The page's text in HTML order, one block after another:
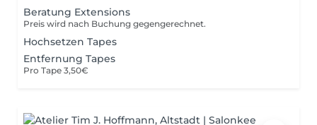
Beratung Extensions
Preis wird nach Buchung gegengerechnet.
Hochsetzen Tapes
Entfernung Tapes
Pro Tape 3,50€